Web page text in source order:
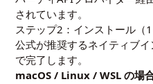
されています。
ステップ2：インストール（1
公式が推奨するネイティブ
で完了します。
macOS / Linux / WSL の場